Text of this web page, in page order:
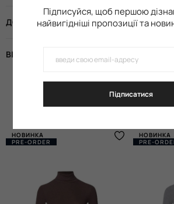
ДОСТАВКА І ОПЛАТА
ВІДГУКИ (5)
Схожі
НОВИНКА
PRE-ORDER
НОВИНКА
PRE-
Підписуйся, щоб першою
найвигідніші пропозиції та
Підписатися